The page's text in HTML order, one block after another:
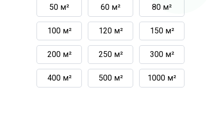
1000 м²
500 м²
400 м²
300 м²
50 м² 60 м² 80 м²
100 м² 120 м² 150 м²
200 м² 250 м²